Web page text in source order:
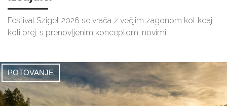
Festival Sziget 2026 se vrača z večjim zagonom kot kdaj
koli prej: s prenovljenim konceptom, novimi
POTOVANJE